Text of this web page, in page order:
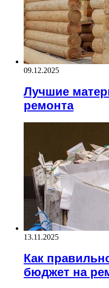
09.12.2025
Лучшие
ремонта
13.11.2025
Как
бюджет на